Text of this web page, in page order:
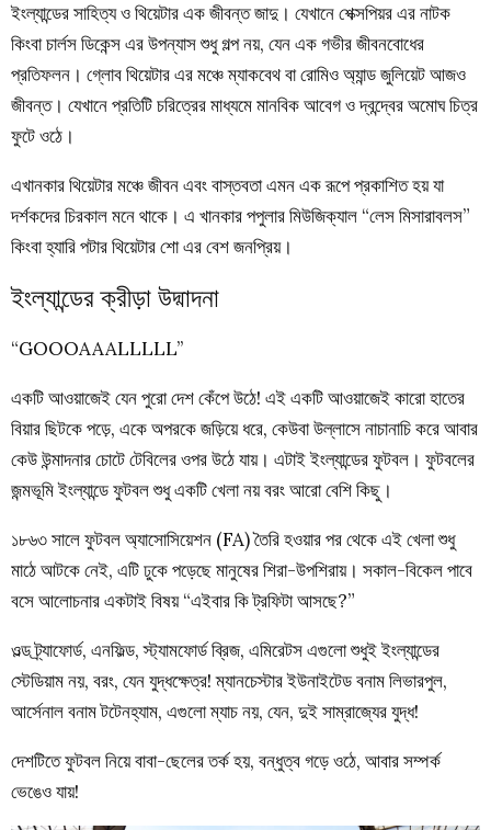
ইংল্যান্ডের সাহিত্য ও থিয়েটার এক জীবন্ত জাদু। যেখানে শেক্সপিয়র এর নাটক
কিংবা চার্লস ডিকেন্স এর উপন্যাস শুধু গল্প নয়, যেন এক গভীর জীবনবোধের
প্রতিফলন। গ্লোব থিয়েটার এর মঞ্চে ম্যাকবেথ বা রোমিও অ্যান্ড জুলিয়েট আজও
জীবন্ত। যেখানে প্রতিটি চরিত্রের মাধ্যমে মানবিক আবেগ ও দ্বন্দ্বের অমোঘ চিত্র
ফুটে ওঠে।
এখানকার থিয়েটার মঞ্চে জীবন এবং বাস্তবতা এমন এক রূপে প্রকাশিত হয় যা
দর্শকদের চিরকাল মনে থাকে। এ খানকার পপুলার মিউজিক্যাল “লেস মিসারাবলস”
কিংবা হ্যারি পটার থিয়েটার শো এর বেশ জনপ্রিয়।
ইংল্যান্ডের ক্রীড়া উদ্মাদনা
“GOOOAAALLLLL’’
একটি আওয়াজেই যেন পুরো দেশ কেঁপে উঠে! এই একটি আওয়াজেই কারো হাতের
বিয়ার ছিটকে পড়ে, একে অপরকে জড়িয়ে ধরে, কেউবা উল্লাসে নাচানাচি করে আবার
কেউ উন্মাদনার চোটে টেবিলের ওপর উঠে যায়। এটাই ইংল্যান্ডের ফুটবল। ফুটবলের
জন্মভূমি ইংল্যান্ডে ফুটবল শুধু একটি খেলা নয় বরং আরো বেশি কিছু।
১৮৬৩ সালে ফুটবল অ্যাসোসিয়েশন (FA) তৈরি হওয়ার পর থেকে এই খেলা শুধু
মাঠে আটকে নেই, এটি ঢুকে পড়েছে মানুষের শিরা-উপশিরায়। সকাল-বিকেল পাবে
বসে আলোচনার একটাই বিষয় “এইবার কি ট্রফিটা আসছে?”
ওল্ড ট্র্যাফোর্ড, এনফিল্ড, স্ট্যামফোর্ড ব্রিজ, এমিরেটস এগুলো শুধুই ইংল্যান্ডের
স্টেডিয়াম নয়, বরং, যেন যুদ্ধক্ষেত্র! ম্যানচেস্টার ইউনাইটেড বনাম লিভারপুল,
আর্সেনাল বনাম টটেনহ্যাম, এগুলো ম্যাচ নয়, যেন, দুই সাম্রাজ্যের যুদ্ধ!
দেশটিতে ফুটবল নিয়ে বাবা-ছেলের তর্ক হয়, বন্ধুত্ব গড়ে ওঠে, আবার সম্পর্ক
ভেঙেও যায়!